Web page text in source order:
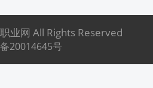
业网 All Rights Reserved
20014645号